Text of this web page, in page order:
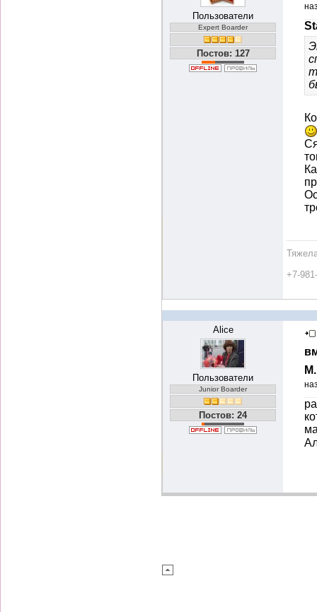
Пользователи
Expert Boarder
Постов: 127
+7-
Alice
Пользователи
Junior Boarder
Постов: 24